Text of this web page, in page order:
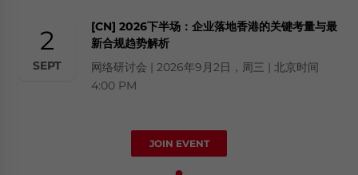
2
SEPT
[CN] 2026下半场：企业落地香港的关键考量与最
新合规趋势解析
网络研讨会 | 2026年9月2日，周三 | 北京时间
4:00 PM
JOIN EVENT